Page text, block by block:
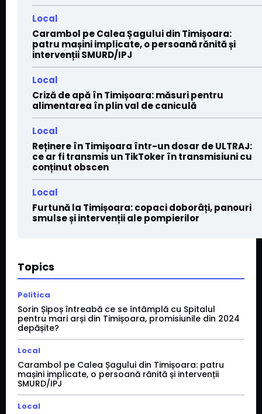
Local
Carambol pe Calea Șagului din Timișoara:
patru mașini implicate, o persoană rănită și
intervenții SMURD/IPJ
Local
Criză de apă în Timișoara: măsuri pentru
alimentarea în plin val de caniculă
Local
Reținere în Timișoara într-un dosar de ULTRAJ:
ce ar fi transmis un TikToker în transmisiuni cu
conținut obscen
Local
Furtună la Timișoara: copaci doborâți, panouri
smulse și intervenții ale pompierilor
Topics
Politica
Sorin Șipoș întreabă ce se întâmplă cu Spitalul
pentru mari arși din Timișoara, promisiunile din 2024
depășite?
Local
Carambol pe Calea Șagului din Timișoara: patru
mașini implicate, o persoană rănită și intervenții
SMURD/IPJ
Local